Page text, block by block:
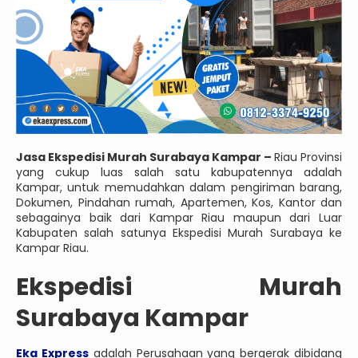
Jasa Ekspedisi Murah Surabaya Kampar – Riau Provinsi
yang cukup luas salah satu kabupatennya adalah
Kampar, untuk memudahkan dalam pengiriman barang,
Dokumen, Pindahan rumah, Apartemen, Kos, Kantor dan
sebagainya baik dari Kampar Riau maupun dari Luar
Kabupaten salah satunya Ekspedisi Murah Surabaya ke
Kampar Riau.
Ekspedisi Murah
Surabaya Kampar
Eka Expressadalah Perusahaan yang bergerak dibidang